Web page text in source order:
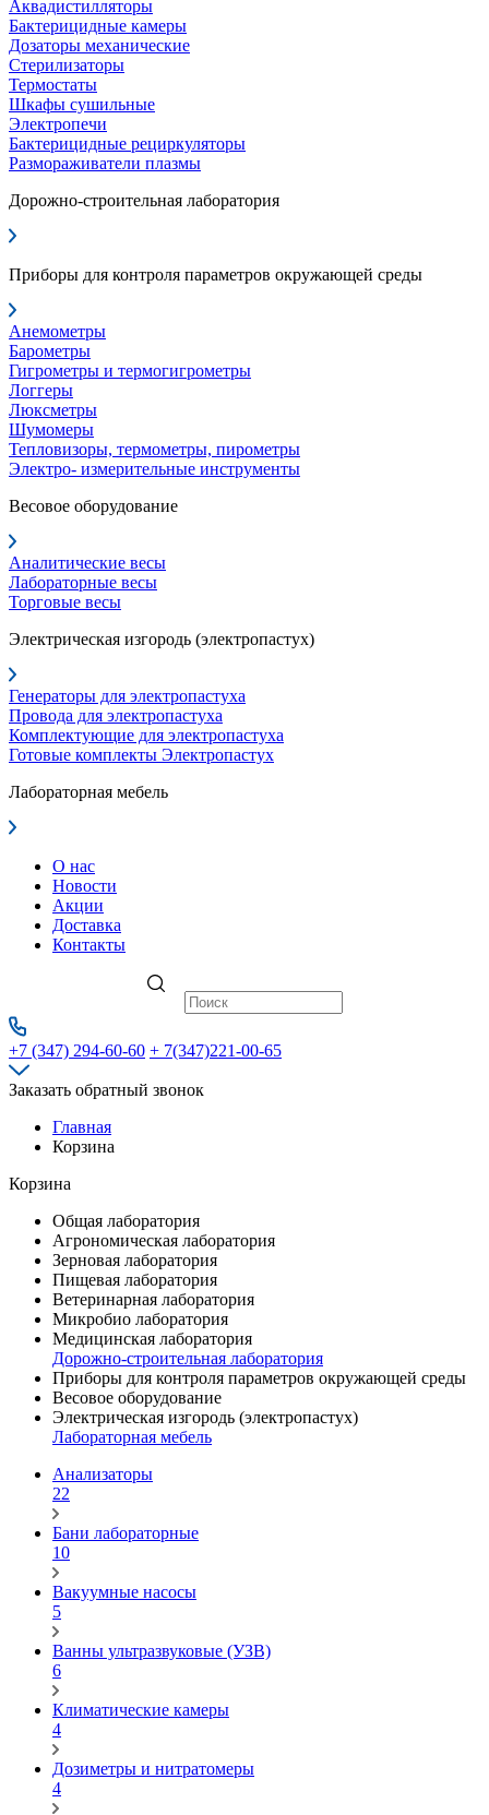
Аквадистилляторы
Бактерицидные камеры
Дозаторы механические
Стерилизаторы
Термостаты
Шкафы сушильные
Электропечи
Бактерицидные рециркуляторы
Размораживатели плазмы
Дорожно-строительная лаборатория
Приборы для контроля параметров окружающей среды
Анемометры
Барометры
Гигрометры и термогигрометры
Логгеры
Люксметры
Шумомеры
Тепловизоры, термометры, пирометры
Электро- измерительные инструменты
Весовое оборудование
Аналитические весы
Лабораторные весы
Торговые весы
Электрическая изгородь (электропастух)
Генераторы для электропастуха
Провода для электропастуха
Комплектующие для электропастуха
Готовые комплекты Электропастух
Лабораторная мебель
О нас
Новости
Акции
Доставка
Контакты
+7 (347) 294-60-60 + 7(347)221-00-65
Заказать обратный звонок
Главная
Корзина
Корзина
Общая лаборатория
Агрономическая лаборатория
Зерновая лаборатория
Пищевая лаборатория
Ветеринарная лаборатория
Микробио лаборатория
Медицинская лаборатория
Дорожно-строительная лаборатория
Приборы для контроля параметров окружающей среды
Весовое оборудование
Электрическая изгородь (электропастух)
Лабораторная мебель
Анализаторы
22
Бани лабораторные
10
Вакуумные насосы
5
Ванны ультразвуковые (УЗВ)
6
Климатические камеры
4
Дозиметры и нитратомеры
4